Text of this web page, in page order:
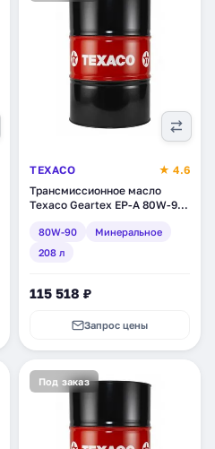
TEXACO
★ 4.6
Трансмиссионное масло
Texaco Geartex EP-A 80W-90,
(831710DEE)
80W-90
Минеральное
208 л
115 518 ₽
Запрос цены
Под заказ